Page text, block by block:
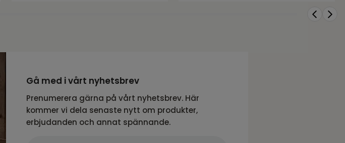
Gå med i vårt nyhetsbrev
Prenumerera gärna på vårt nyhetsbrev. Här
kommer vi dela senaste nytt om produkter,
erbjudanden och annat spännande.